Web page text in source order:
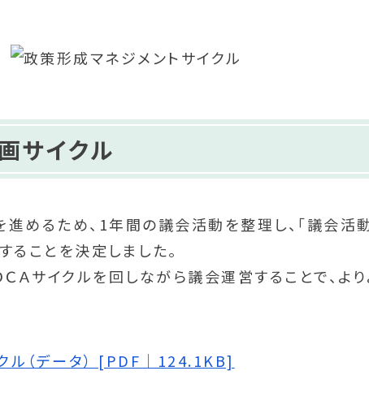
サイクル
めるため、1年間の議会活動を整理し、「議会活
ることを決定しました。
ＣＡサイクルを回しながら議会運営することで、よ
ル（データ） [PDF｜124.1KB]